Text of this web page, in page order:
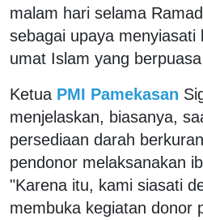
malam hari selama
sebagai upaya menyiasati
umat Islam yang
Ketua PMI Pamekasan
menjelaskan, biasanya,
persediaan darah
pendonor melaksanakan
"Karena itu, kami siasati
membuka kegiatan donor